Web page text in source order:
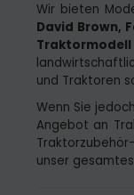
Wir bieten
David Brown,
Traktormodell
und Traktoren
Wenn Sie
Angebot an
unser